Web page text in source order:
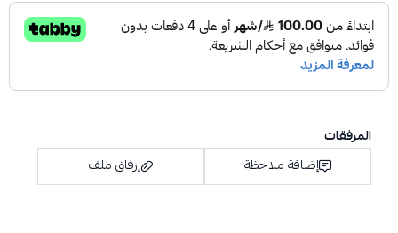
المرفقات
إضافة ملاحظة
إرفاق ملف